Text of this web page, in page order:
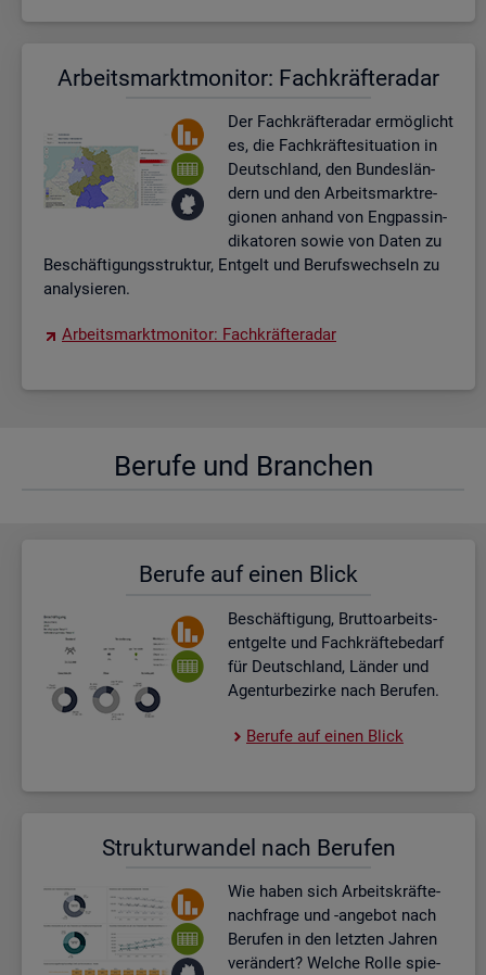
Ar­beits­markt­mo­ni­tor: Fach­kräf­te­ra­dar
Der Fach­kräf­te­ra­dar er­mög­licht
es, die Fach­kräf­te­si­tua­ti­on in
Deutsch­land, den Bun­des­län­
dern und den Ar­beits­markt­re­
gio­nen an­hand von Eng­pas­sin­
di­ka­to­ren sowie von Daten zu
Be­schäf­ti­gungs­struk­tur, Ent­gelt und Be­rufs­wech­seln zu
ana­ly­sie­ren.
Ar­beits­markt­mo­ni­tor: Fach­kräf­te­ra­dar
Be­ru­fe und Bran­chen
Be­ru­fe auf einen Blick
Be­schäf­ti­gung, Brut­to­ar­beits­
ent­gel­te und Fach­kräf­te­be­darf
für Deutsch­land, Län­der und
Agen­tur­be­zir­ke nach Be­ru­fen.
Be­ru­fe auf einen Blick
Struk­tur­wan­del nach Be­ru­fen
Wie haben sich Ar­beits­kräf­te­
nach­fra­ge und -an­ge­bot nach
Be­ru­fen in den letz­ten Jah­ren
ver­än­dert? Wel­che Rolle spie­